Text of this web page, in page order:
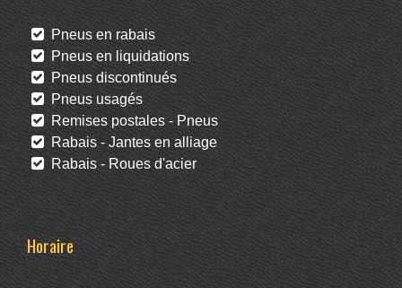
Pneus en rabais
Pneus en liquidations
Pneus discontinués
Pneus usagés
Remises postales - Pneus
Rabais - Jantes en alliage
Rabais - Roues d'acier
Horaire